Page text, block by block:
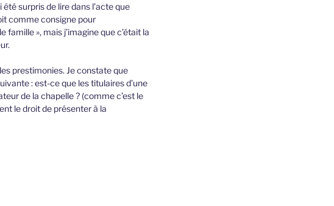
surpris de lire dans l’acte que
comme consigne pour
», mais j’imagine que c’était la
prestimonies. Je constate que
: est-ce que les titulaires d’une
de la chapelle ? (comme c’est le
le droit de présenter à la